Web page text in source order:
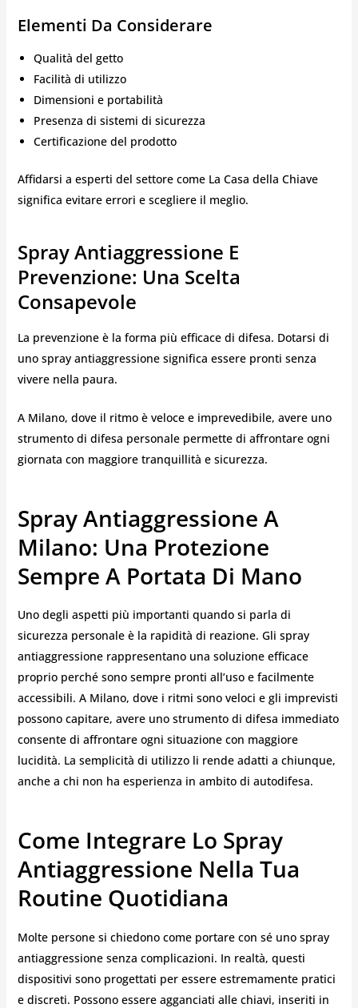
Elementi Da Considerare
Qualità del getto
Facilità di utilizzo
Dimensioni e portabilità
Presenza di sistemi di sicurezza
Certificazione del prodotto
Affidarsi a esperti del settore come La Casa della Chiave
significa evitare errori e scegliere il meglio.
Spray Antiaggressione E
Prevenzione: Una Scelta
Consapevole
La prevenzione è la forma più efficace di difesa. Dotarsi di
uno spray antiaggressione significa essere pronti senza
vivere nella paura.
A Milano, dove il ritmo è veloce e imprevedibile, avere uno
strumento di difesa personale permette di affrontare ogni
giornata con maggiore tranquillità e sicurezza.
Spray Antiaggressione A
Milano: Una Protezione
Sempre A Portata Di Mano
Uno degli aspetti più importanti quando si parla di
sicurezza personale è la rapidità di reazione. Gli spray
antiaggressione rappresentano una soluzione efficace
proprio perché sono sempre pronti all’uso e facilmente
accessibili. A Milano, dove i ritmi sono veloci e gli imprevisti
possono capitare, avere uno strumento di difesa immediato
consente di affrontare ogni situazione con maggiore
lucidità. La semplicità di utilizzo li rende adatti a chiunque,
anche a chi non ha esperienza in ambito di autodifesa.
Come Integrare Lo Spray
Antiaggressione Nella Tua
Routine Quotidiana
Molte persone si chiedono come portare con sé uno spray
antiaggressione senza complicazioni. In realtà, questi
dispositivi sono progettati per essere estremamente pratici
e discreti. Possono essere agganciati alle chiavi, inseriti in